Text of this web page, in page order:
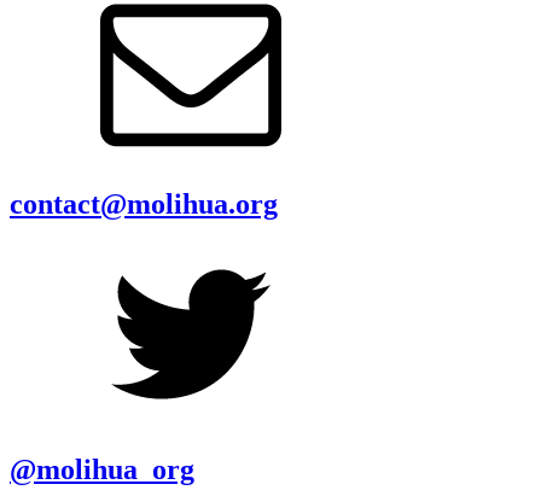
contact@molihua.org
@molihua_org